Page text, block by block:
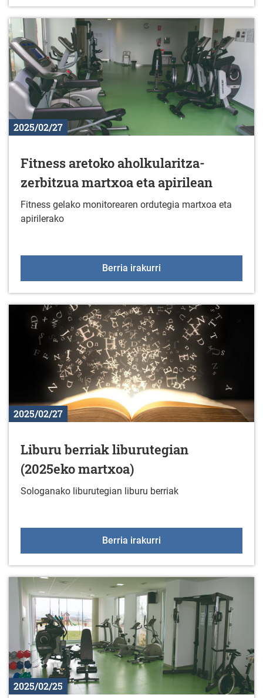
2025/02/27
Fitness aretoko aholkularitza-
zerbitzua martxoa eta apirilean
Fitness gelako monitorearen ordutegia martxoa eta
apirilerako
Berria irakurri
2025/02/27
Liburu berriak liburutegian
(2025eko martxoa)
Sologanako liburutegian liburu berriak
Berria irakurri
2025/02/25